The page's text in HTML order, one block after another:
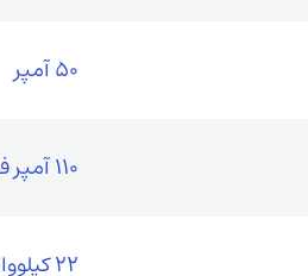
50 آمپر
110 آمپر فریم
22 کیلووات